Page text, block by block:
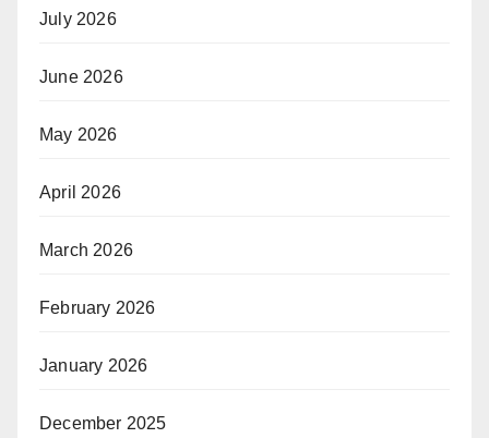
July 2026
June 2026
May 2026
April 2026
March 2026
February 2026
January 2026
December 2025